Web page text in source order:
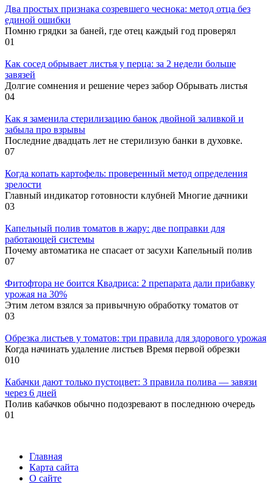
Два простых признака созревшего чеснока: метод отца без
единой ошибки
Помню грядки за баней, где отец каждый год проверял
01
Как сосед обрывает листья у перца: за 2 недели больше
завязей
Долгие сомнения и решение через забор Обрывать листья
04
Как я заменила стерилизацию банок двойной заливкой и
забыла про взрывы
Последние двадцать лет не стерилизую банки в духовке.
07
Когда копать картофель: проверенный метод определения
зрелости
Главный индикатор готовности клубней Многие дачники
03
Капельный полив томатов в жару: две поправки для
работающей системы
Почему автоматика не спасает от засухи Капельный полив
07
Фитофтора не боится Квадриса: 2 препарата дали прибавку
урожая на 30%
Этим летом взялся за привычную обработку томатов от
03
Обрезка листьев у томатов: три правила для здорового урожая
Когда начинать удаление листьев Время первой обрезки
010
Кабачки дают только пустоцвет: 3 правила полива — завязи
через 6 дней
Полив кабачков обычно подозревают в последнюю очередь
01
Главная
Карта сайта
О сайте